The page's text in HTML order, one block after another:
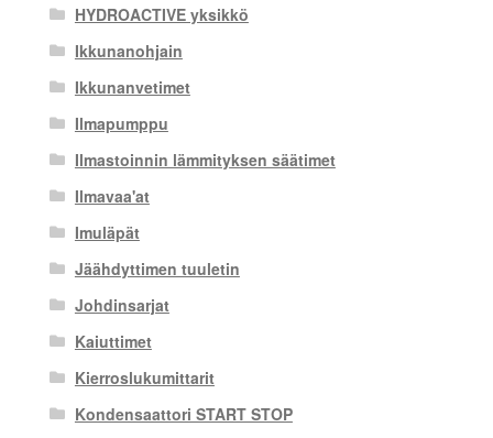
HYDROACTIVE yksikkö
Ikkunanohjain
Ikkunanvetimet
Ilmapumppu
Ilmastoinnin lämmityksen säätimet
Ilmavaa'at
Imuläpät
Jäähdyttimen tuuletin
Johdinsarjat
Kaiuttimet
Kierroslukumittarit
Kondensaattori START STOP